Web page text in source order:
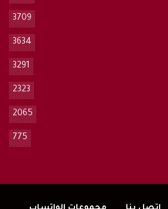
3709
3634
3291
2323
2065
775